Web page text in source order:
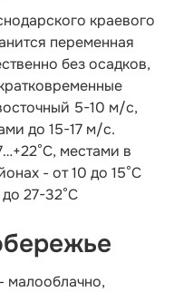
краевого
переменная
без осадков,
5-10 м/с,
до 15-17 м/с.
местами в
- от 10 до 15°С
27-32°С
малооблачно,